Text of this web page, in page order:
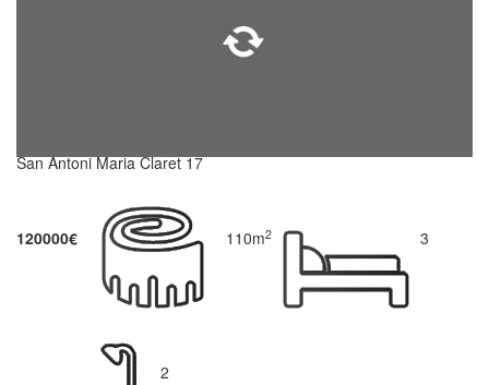
San Antoni Maria Claret 17
120000€ 110m2 3
2